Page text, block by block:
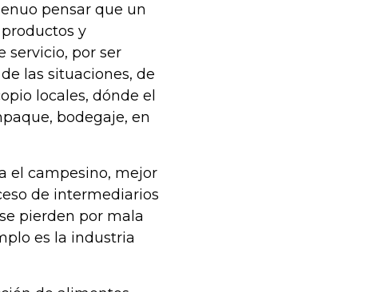
pensar que un
y
servicio, por ser
las situaciones, de
locales, dónde el
bodegaje, en
el campesino, mejor
de intermediarios
pierden por mala
es la industria